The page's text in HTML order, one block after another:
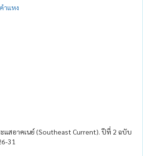
ำแหง
แสอาคเนย์ (Southeast Current). ปีที่ 2 ฉบับ
31